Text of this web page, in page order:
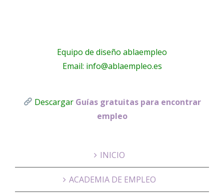
Equipo de diseño ablaempleo
Email: info@ablaempleo.es
Descargar Guías gratuitas para encontrar
empleo
INICIO
ACADEMIA DE EMPLEO